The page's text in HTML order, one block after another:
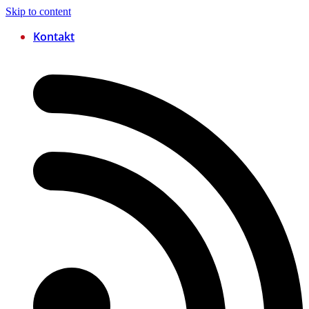
Skip to content
Kontakt